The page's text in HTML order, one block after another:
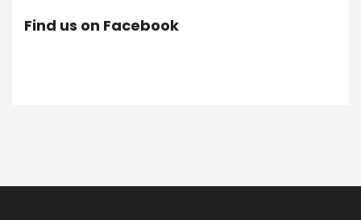
Find us on Facebook